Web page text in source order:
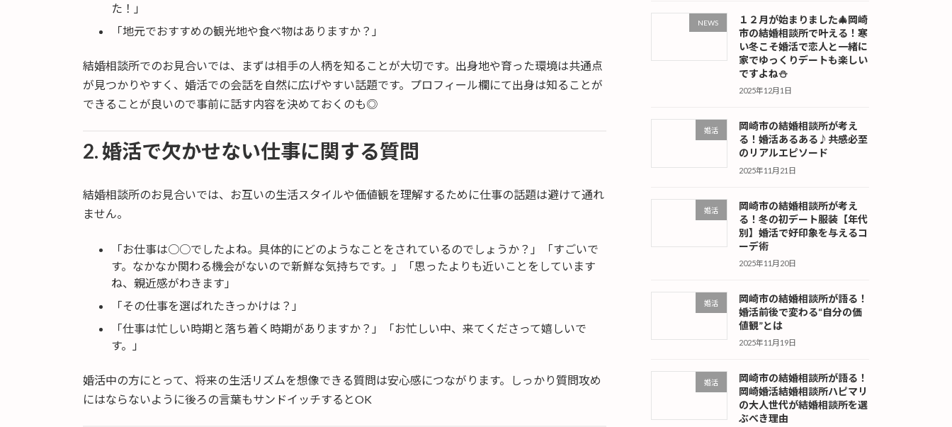
た！」
「地元でおすすめの観光地や食べ物はありますか？」
結婚相談所でのお見合いでは、まずは相手の人柄を知ることが大切です。出身地や育った環境は共通点
が見つかりやすく、婚活での会話を自然に広げやすい話題です。プロフィール欄にて出身は知ることが
できることが良いので事前に話す内容を決めておくのも◎
2. 婚活で欠かせない仕事に関する質問
結婚相談所のお見合いでは、お互いの生活スタイルや価値観を理解するために仕事の話題は避けて通れ
ません。
「お仕事は○○でしたよね。具体的にどのようなことをされているのでしょうか？」「すごいで
す。なかなか関わる機会がないので新鮮な気持ちです。」「思ったよりも近いことをしています
ね、親近感がわきます」
「その仕事を選ばれたきっかけは？」
「仕事は忙しい時期と落ち着く時期がありますか？」「お忙しい中、来てくださって嬉しいで
す。」
婚活中の方にとって、将来の生活リズムを想像できる質問は安心感につながります。しっかり質問攻め
にはならないように後ろの言葉もサンドイッチするとOK
NEWS
１２月が始まりました🎄岡崎
市の結婚相談所で叶える！寒
い冬こそ婚活で恋人と一緒に
家でゆっくりデートも楽しい
ですよね⛄
2025年12月1日
婚活
岡崎市の結婚相談所が考え
る！婚活あるある♪共感必至
のリアルエピソード
2025年11月21日
婚活
岡崎市の結婚相談所が考え
る！冬の初デート服装【年代
別】婚活で好印象を与えるコ
ーデ術
2025年11月20日
婚活
岡崎市の結婚相談所が語る！
婚活前後で変わる“自分の価
値観”とは
2025年11月19日
婚活
岡崎市の結婚相談所が語る！
岡崎婚活結婚相談所ハピマリ
の大人世代が結婚相談所を選
ぶべき理由